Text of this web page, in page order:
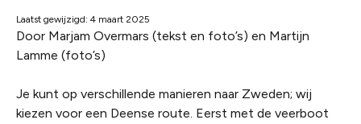
Laatst gewijzigd: 4 maart 2025
Door Marjam Overmars (tekst en foto’s) en Martijn
Lamme (foto’s)
Je kunt op verschillende manieren naar Zweden; wij
kiezen voor een Deense route. Eerst met de veerboot